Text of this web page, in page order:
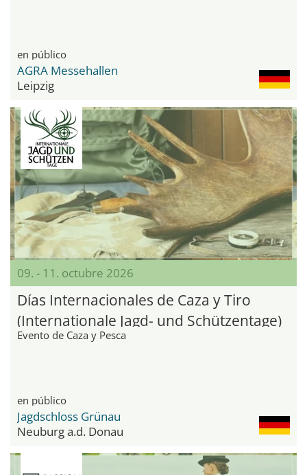
en público
AGRA Messehallen
Leipzig
09. - 11. octubre 2026
Días Internacionales de Caza y Tiro
(Internationale Jagd- und Schützentage)
Evento de Caza y Pesca
en público
Jagdschloss Grünau
Neuburg a.d. Donau